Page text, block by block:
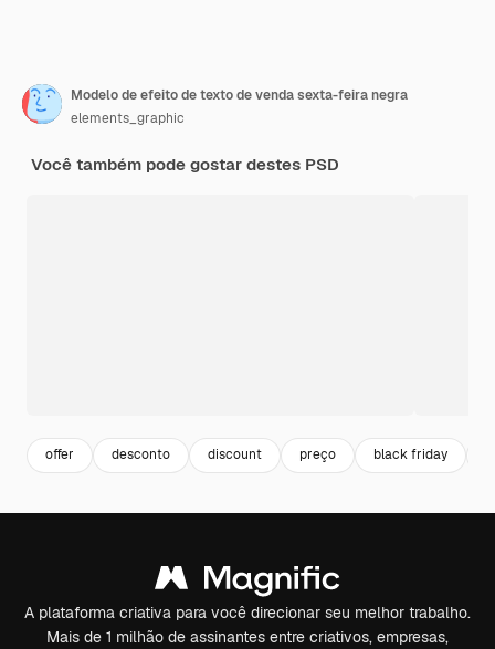
Modelo de efeito de texto de venda sexta-feira negra
elements_graphic
Você também pode gostar destes PSD
offer desconto discount preço black friday
A plataforma criativa para você direcionar seu melhor trabalho.
Mais de 1 milhão de assinantes entre criativos, empresas,